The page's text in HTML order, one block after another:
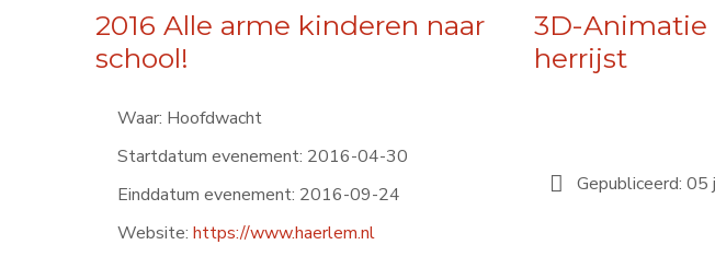
2016 Alle arme kinderen naar
school!
Waar: Hoofdwacht
Startdatum evenement: 2016-04-30
Einddatum evenement: 2016-09-24
Website: https://www.haerlem.nl
3D-Animatie
herrijst
Gepubliceerd: 05